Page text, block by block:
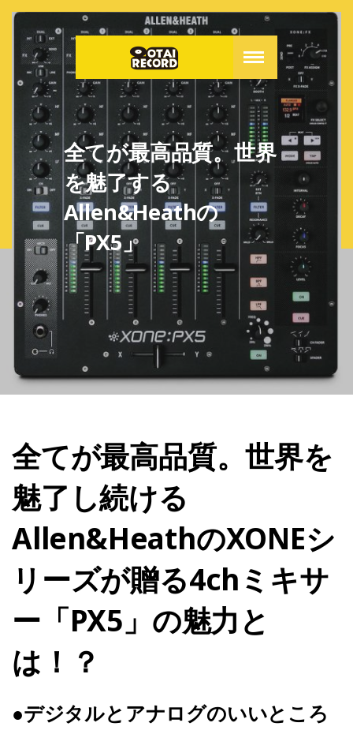
全てが最高品質。世界
を魅了する
Allen&Heathの
「PX5」
全てが最高品質。世界を
魅了し続ける
Allen&HeathのXONEシ
リーズが贈る4chミキサ
ー「PX5」の魅力と
は！？
●デジタルとアナログのいいところ